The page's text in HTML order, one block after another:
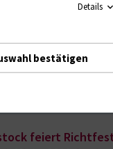
Richtfest gefeiert.
Schlotmann, Minister
feiert
Details
bestätigen